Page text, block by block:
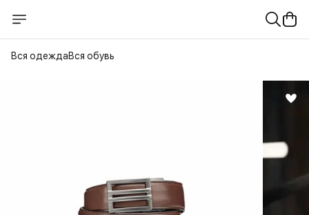
Вся одеждаВся обувь